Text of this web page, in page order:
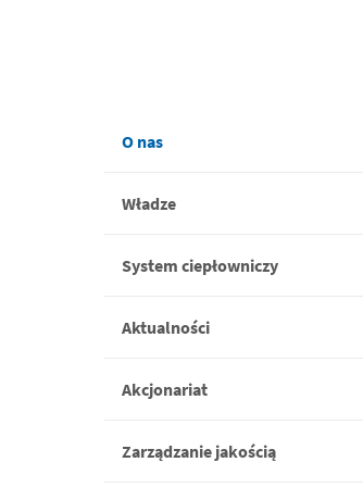
O nas
Władze
System ciepłowniczy
Aktualności
Akcjonariat
Zarządzanie jakością